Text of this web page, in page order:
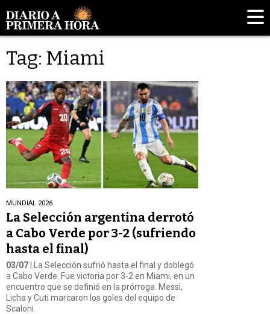
Tag: Miami
MUNDIAL 2026
La Selección argentina derrotó
a Cabo Verde por 3-2 (sufriendo
hasta el final)
03/07 | La Selección sufrió hasta el final y doblegó
a Cabo Verde. Fue victoria por 3-2 en Miami, en un
encuentro que se definió en la prórroga. Messi,
Licha y Cuti marcaron los goles del equipo de
Scaloni.